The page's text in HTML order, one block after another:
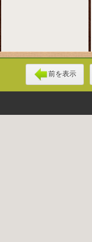
前を表示